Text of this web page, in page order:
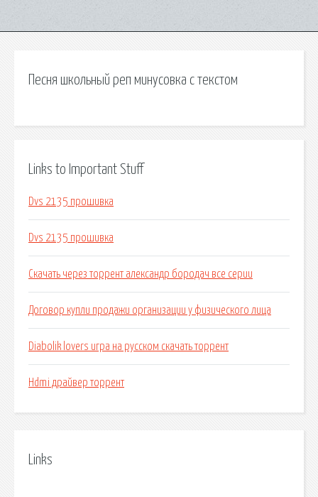
Песня школьный реп минусовка с текстом
Links to Important Stuff
Dvs 2135 прошивка
Dvs 2135 прошивка
Скачать через торрент александр бородач все серии
Договор купли продажи организации у физического лица
Diabolik lovers игра на русском скачать торрент
Hdmi драйвер торрент
Links